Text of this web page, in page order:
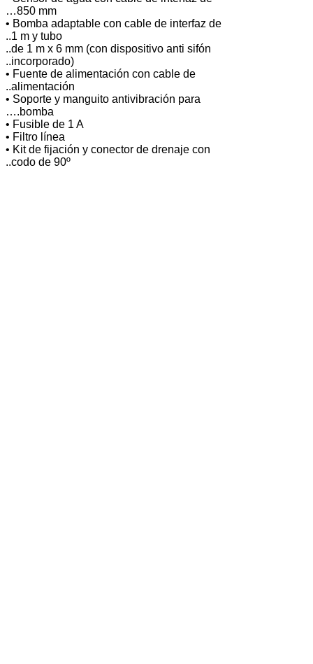
…850 mm
• Bomba adaptable con cable de interfaz de
..1 m y tubo
..de 1 m x 6 mm (con dispositivo anti sifón
..incorporado)
• Fuente de alimentación con cable de
..alimentación
• Soporte y manguito antivibración para
….bomba
• Fusible de 1 A
• Filtro línea
• Kit de fijación y conector de drenaje con
..codo de 90º